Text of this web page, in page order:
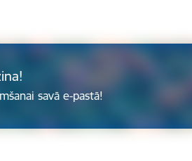
savā e-pastā!